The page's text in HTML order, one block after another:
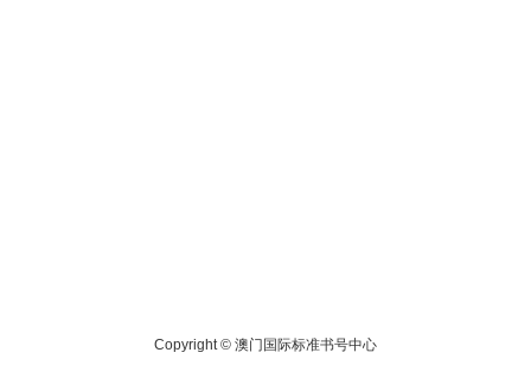
Copyright © 澳门国际标准书号中心